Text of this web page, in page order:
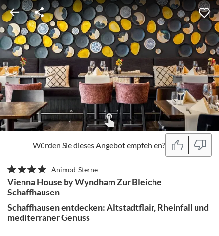
Würden Sie dieses Angebot empfehlen?
Animod-Sterne
Vienna House by Wyndham Zur Bleiche
Schaffhausen
Schaffhausen entdecken: Altstadtflair, Rheinfall und
mediterraner Genuss